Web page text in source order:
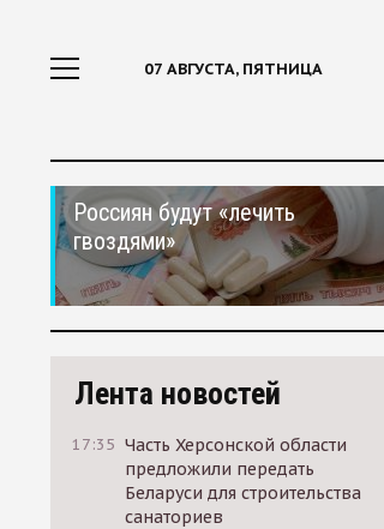
07 АВГУСТА, ПЯТНИЦА
Россиян будут «лечить
гвоздями»
Лента новостей
17:35 Часть Херсонской области
предложили передать
Беларуси для строительства
санаториев